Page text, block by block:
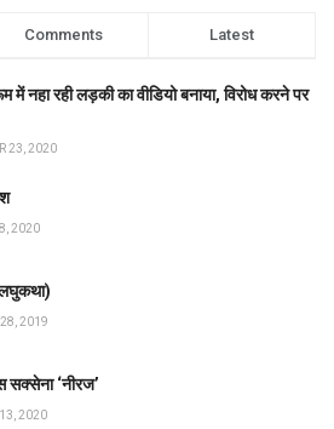
Comments Latest
में नहा रही लड़की का वीडियो बनाया, विरोध करने पर
23, 2020
2020
2019
सक्सेना ‘नीरज’
2020